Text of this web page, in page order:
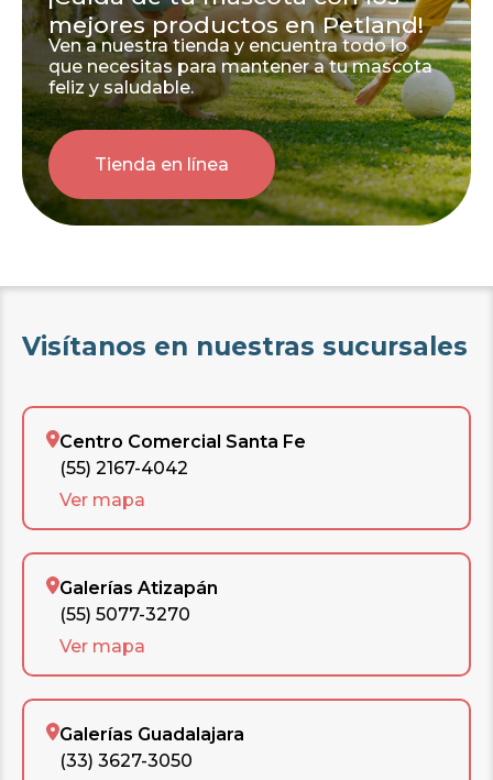
mejores productos en Petland!
Ven a nuestra tienda y encuentra todo lo
que necesitas para mantener a tu mascota
feliz y saludable.
Tienda en línea
Visítanos en nuestras sucursales
Centro Comercial Santa Fe
(55) 2167-4042
Ver mapa
Galerías Atizapán
(55) 5077-3270
Ver mapa
Galerías Guadalajara
(33) 3627-3050